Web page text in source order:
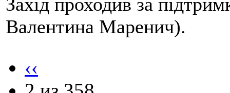
Валентина Маренич).
‹‹